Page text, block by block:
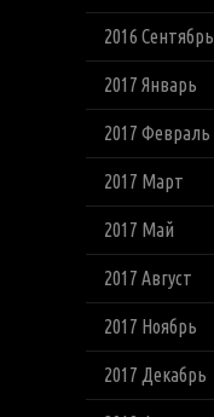
2016 Сентябрь
2017 Январь
2017 Февраль
2017 Март
2017 Май
2017 Август
2017 Ноябрь
2017 Декабрь